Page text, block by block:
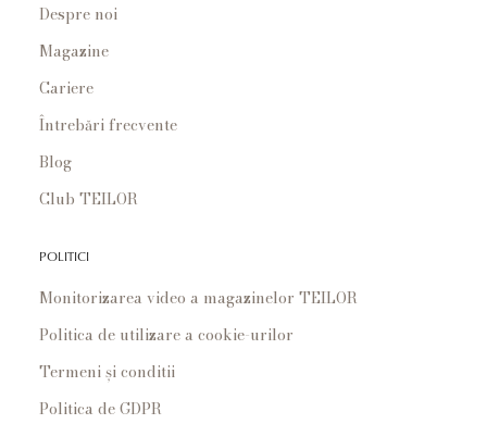
Despre noi
Magazine
Cariere
Întrebări frecvente
Blog
Club TEILOR
POLITICI
Monitorizarea video a magazinelor TEILOR
Politica de utilizare a cookie-urilor
Termeni și conditii
Politica de GDPR